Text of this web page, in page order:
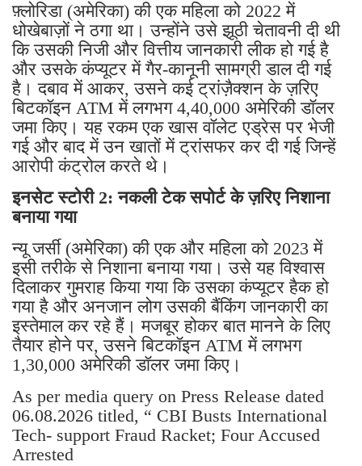
फ़्लोरिडा (अमेरिका) की एक महिला को 2022 में
धोखेबाज़ों ने ठगा था। उन्होंने उसे झूठी चेतावनी दी थी
कि उसकी निजी और वित्तीय जानकारी लीक हो गई है
और उसके कंप्यूटर में गैर-कानूनी सामग्री डाल दी गई
है। दबाव में आकर, उसने कई ट्रांज़ैक्शन के ज़रिए
बिटकॉइन ATM में लगभग 4,40,000 अमेरिकी डॉलर
जमा किए। यह रकम एक खास वॉलेट एड्रेस पर भेजी
गई और बाद में उन खातों में ट्रांसफर कर दी गई जिन्हें
आरोपी कंट्रोल करते थे।
इनसेट स्टोरी 2: नकली टेक सपोर्ट के ज़रिए निशाना
बनाया गया
न्यू जर्सी (अमेरिका) की एक और महिला को 2023 में
इसी तरीके से निशाना बनाया गया। उसे यह विश्वास
दिलाकर गुमराह किया गया कि उसका कंप्यूटर हैक हो
गया है और अनजान लोग उसकी बैंकिंग जानकारी का
इस्तेमाल कर रहे हैं। मजबूर होकर बात मानने के लिए
तैयार होने पर, उसने बिटकॉइन ATM में लगभग
1,30,000 अमेरिकी डॉलर जमा किए।
As per media query on Press Release dated
06.08.2026 titled, “ CBI Busts International
Tech- support Fraud Racket; Four Accused
Arrested